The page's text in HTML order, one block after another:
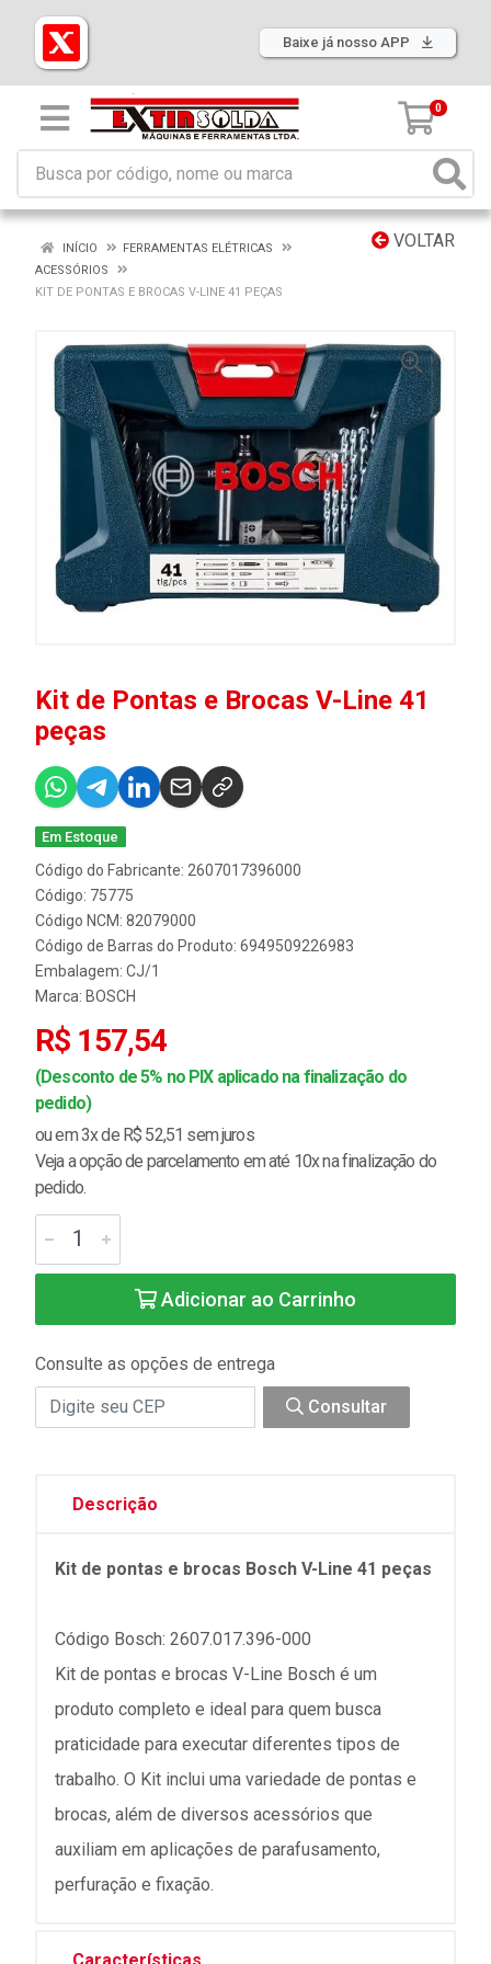
Baixe já nosso APP
0
VOLTAR
INÍCIO
FERRAMENTAS ELÉTRICAS
ACESSÓRIOS
KIT DE PONTAS E BROCAS V-LINE 41 PEÇAS
Kit de Pontas e Brocas V-Line 41
peças
Em Estoque
Código do Fabricante: 2607017396000
Código: 75775
Código NCM: 82079000
Código de Barras do Produto: 6949509226983
Embalagem: CJ/1
Marca: BOSCH
R$ 157,54
(Desconto de 5% no PIX aplicado na finalização do
pedido)
ou em 3x de R$ 52,51 sem juros
Veja a opção de parcelamento em até 10x na finalização do
pedido.
Adicionar ao Carrinho
Consulte as opções de entrega
Consultar
Descrição
Kit de pontas e brocas Bosch V-Line 41 peças
Código Bosch: 2607.017.396-000
Kit de pontas e brocas V-Line Bosch é um
produto completo e ideal para quem busca
praticidade para executar diferentes tipos de
trabalho. O Kit inclui uma variedade de pontas e
brocas, além de diversos acessórios que
auxiliam em aplicações de parafusamento,
perfuração e fixação.
Características